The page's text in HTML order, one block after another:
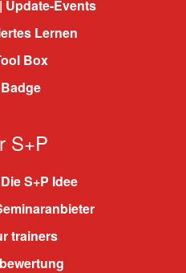
Update-Events
Lernen
Box
S+P
S+P Idee
trainers